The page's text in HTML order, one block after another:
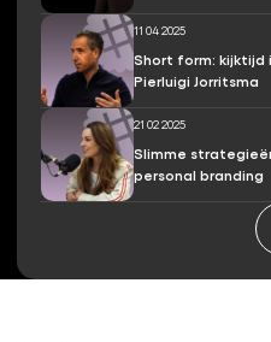
11 04 2025
Short form: kijktijd
Pierluigi Jorritsma
21 02 2025
Slimme
personal branding